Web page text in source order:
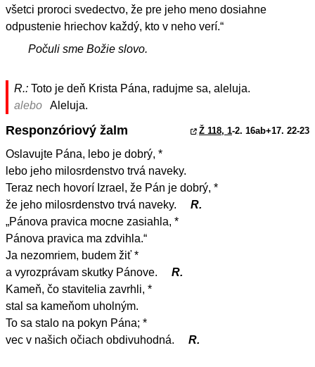
všetci proroci svedectvo, že pre jeho meno dosiahne
odpustenie hriechov každý, kto v neho verí.“
Počuli sme Božie slovo.
R.: Toto je deň Krista Pána, radujme sa, aleluja.
alebo
Aleluja.
Responzóriový žalm Ž 118, 1-2. 16ab+17. 22-23
Oslavujte Pána, lebo je dobrý, *
lebo jeho milosrdenstvo trvá naveky.
Teraz nech hovorí Izrael, že Pán je dobrý, *
že jeho milosrdenstvo trvá naveky.
R.
„Pánova pravica mocne zasiahla, *
Pánova pravica ma zdvihla.“
Ja nezomriem, budem žiť *
a vyrozprávam skutky Pánove.
R.
Kameň, čo stavitelia zavrhli, *
stal sa kameňom uholným.
To sa stalo na pokyn Pána; *
vec v našich očiach obdivuhodná.
R.